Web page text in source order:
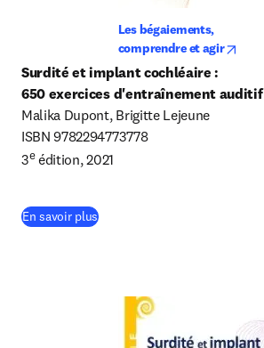
Les bégaiements,
comprendre et agir
Surdité et implant cochléaire :
650 exercices d'entraînement auditif
Malika Dupont, Brigitte Lejeune
ISBN 9782294773778
3e édition, 2021
En savoir plus(